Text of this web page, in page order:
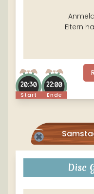
Eltern
Start
20:30
Ende
22:00
Disc